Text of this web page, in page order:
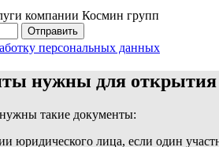
компании Космин групп
персональных данных
нужны для
такие документы:
юридического лица, если один